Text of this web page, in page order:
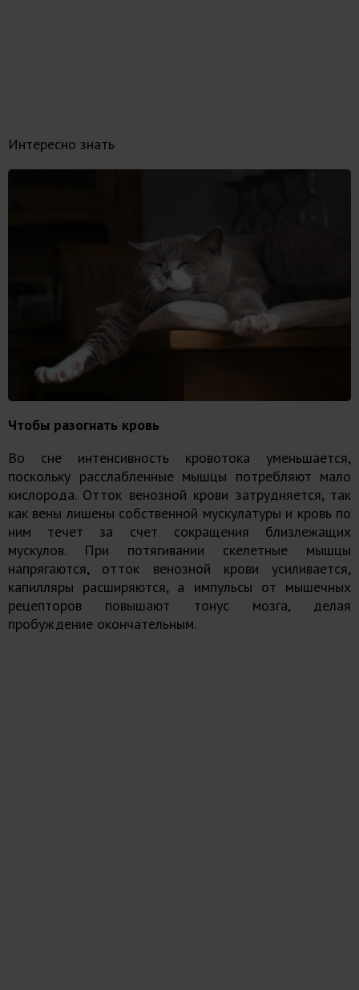
Интересно знать
Чтобы разогнать кровь
Во сне интенсивность кровотока уменьшается,
поскольку расслабленные мышцы потребляют мало
кислорода. Отток венозной крови затрудняется, так
как вены лишены собственной мускулатуры и кровь по
ним течет за счет сокращения близлежащих
мускулов. При потягивании скелетные мышцы
напрягаются, отток венозной крови усиливается,
капилляры расширяются, а импульсы от мышечных
рецепторов повышают тонус мозга, делая
пробуждение окончательным.